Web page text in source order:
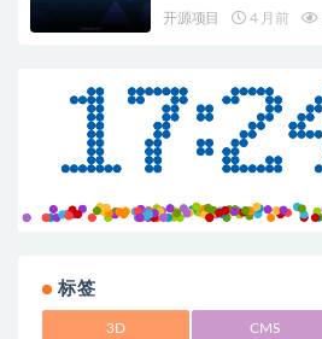
开源项目 4 月前
标签
3D CMS